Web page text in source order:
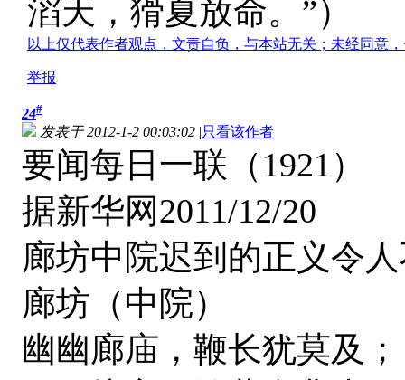
滔天，猾夏放命。”）
以上仅代表作者观点，文责自负，与本站无关；未经同意
举报
24#
发表于 2012-1-2 00:03:02 |只看该作者
要闻每日一联（1921）
据新华网2011/12/20
廊坊中院迟到的正义令
廊坊（中院）
幽幽廊庙，鞭长犹莫及；